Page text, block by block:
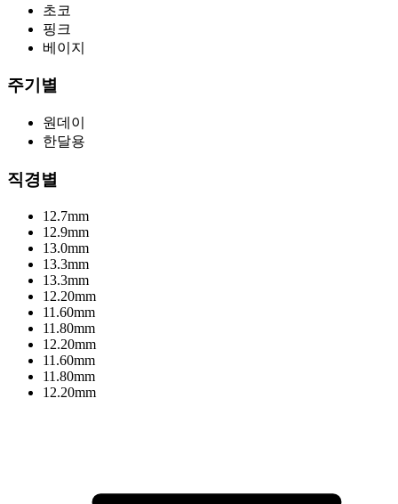
초코
핑크
베이지
주기별
원데이
한달용
직경별
12.7mm
12.9mm
13.0mm
13.3mm
13.3mm
12.20mm
11.60mm
11.80mm
12.20mm
11.60mm
11.80mm
12.20mm